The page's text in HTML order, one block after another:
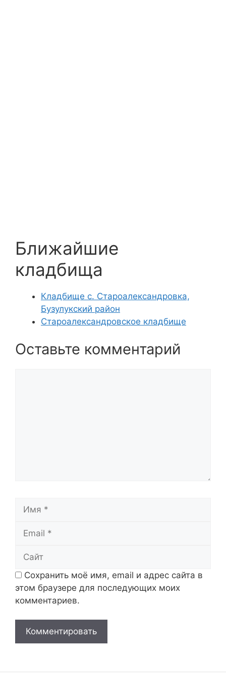
Ближайшие
кладбища
Кладбище с. Староалександровка,
Бузулукский район
Староалександровское кладбище
Оставьте комментарий
Сохранить моё имя, email и адрес сайта в
этом браузере для последующих моих
комментариев.